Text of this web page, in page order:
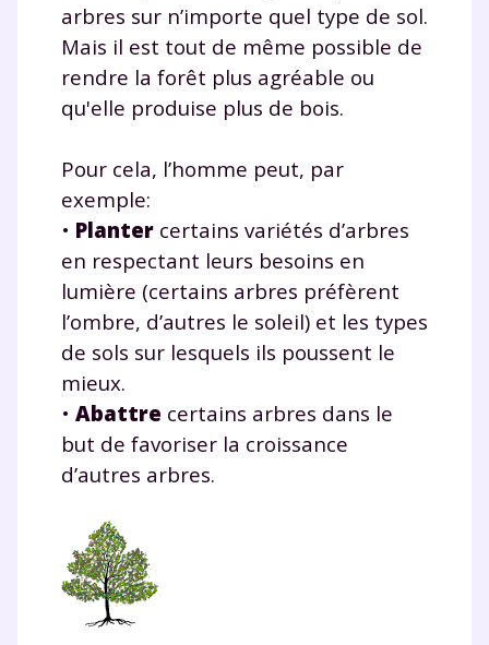
arbres sur n’importe quel type de sol.
Mais il est tout de même possible de
rendre la forêt plus agréable ou
qu'elle produise plus de bois.
Pour cela, l’homme peut, par
exemple:
• Planter certains variétés d’arbres
en respectant leurs besoins en
lumière (certains arbres préfèrent
l’ombre, d’autres le soleil) et les types
de sols sur lesquels ils poussent le
mieux.
• Abattre certains arbres dans le
but de favoriser la croissance
d’autres arbres.